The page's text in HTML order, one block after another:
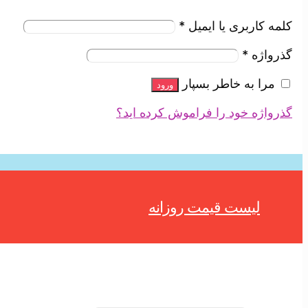
کلمه کاربری یا ایمیل *
گذرواژه *
مرا به خاطر بسپار
ورود
گذرواژه خود را فراموش کرده اید؟
لیست قیمت روزانه